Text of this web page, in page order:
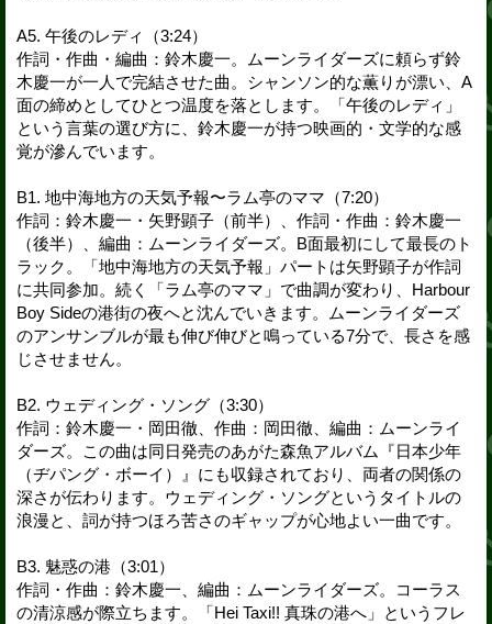
A5. 午後のレディ（3:24）
作詞・作曲・編曲：鈴木慶一。ムーンライダーズに頼らず鈴
木慶一が一人で完結させた曲。シャンソン的な薫りが漂い、A
面の締めとしてひとつ温度を落とします。「午後のレディ」
という言葉の選び方に、鈴木慶一が持つ映画的・文学的な感
覚が滲んでいます。
B1. 地中海地方の天気予報〜ラム亭のママ（7:20）
作詞：鈴木慶一・矢野顕子（前半）、作詞・作曲：鈴木慶一
（後半）、編曲：ムーンライダーズ。B面最初にして最長のト
ラック。「地中海地方の天気予報」パートは矢野顕子が作詞
に共同参加。続く「ラム亭のママ」で曲調が変わり、Harbour
Boy Sideの港街の夜へと沈んでいきます。ムーンライダーズ
のアンサンブルが最も伸び伸びと鳴っている7分で、長さを感
じさせません。
B2. ウェディング・ソング（3:30）
作詞：鈴木慶一・岡田徹、作曲：岡田徹、編曲：ムーンライ
ダーズ。この曲は同日発売のあがた森魚アルバム『日本少年
（ヂパング・ボーイ）』にも収録されており、両者の関係の
深さが伝わります。ウェディング・ソングというタイトルの
浪漫と、詞が持つほろ苦さのギャップが心地よい一曲です。
B3. 魅惑の港（3:01）
作詞・作曲：鈴木慶一、編曲：ムーンライダーズ。コーラス
の清涼感が際立ちます。「Hei Taxi!! 真珠の港へ」というフレ